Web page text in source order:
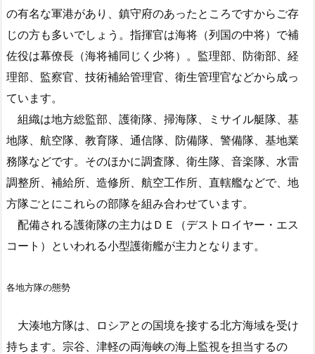
の有名な軍港があり、鎮守府のあったところですからご存
じの方も多いでしょう。指揮官は海将（列国の中将）で補
佐役は幕僚長（海将補同じく少将）。監理部、防衛部、経
理部、監察官、技術補給管理官、衛生管理官などから成っ
ています。
組織は地方総監部、護衛隊、掃海隊、ミサイル艇隊、基
地隊、航空隊、教育隊、通信隊、防備隊、警備隊、基地業
務隊などです。そのほかに調査隊、衛生隊、音楽隊、水雷
調整所、補給所、造修所、航空工作所、直轄艦などで、地
方隊ごとにこれらの部隊を組み合わせています。
配備される護衛隊の主力はＤＥ（デストロイヤー・エス
コート）といわれる小型護衛艦が主力となります。
各地方隊の態勢
大湊地方隊は、ロシアとの国境を接する北方海域を受け
持ちます。宗谷、津軽の両海峡の海上監視を担当するの